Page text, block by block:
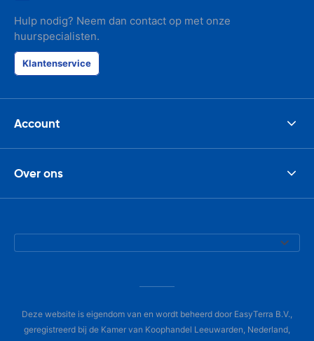
Hulp nodig? Neem dan contact op met onze
huurspecialisten.
Klantenservice
Account
Over ons
Deze website is eigendom van en wordt beheerd door EasyTerra B.V.,
geregistreerd bij de Kamer van Koophandel Leeuwarden, Nederland,